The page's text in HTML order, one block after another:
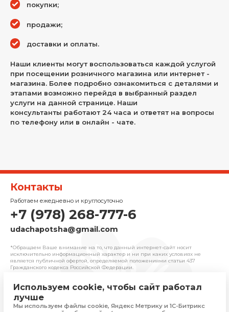
покупки;
продажи;
доставки и оплаты.
Наши клиенты могут воспользоваться каждой услугой
при посещении розничного магазина или интернет -
магазина. Более подробно ознакомиться с деталями и
этапами возможно перейдя в выбранный раздел
услуги на данной странице. Наши
консультанты работают 24 часа и ответят на вопросы
по телефону или в онлайн - чате.
Контакты
Работаем ежедневно и круглосуточно
+7 (978) 268-777-6
udachapotsha@gmail.com
*Обращаем Ваше внимание на то, что данный интернет-сайт носит
исключительно информационный характер и ни при каких условиях не
является публичной офертой, определяемой положениями cтатьи 437
Гражданского кодекса Российской Федерации.
© 2025 «Удача» | Франчайзинговая сеть
Используем cookie, чтобы сайт работал
лучше
Мы используем файлы cookie, Яндекс Метрику и 1С-Битрикс